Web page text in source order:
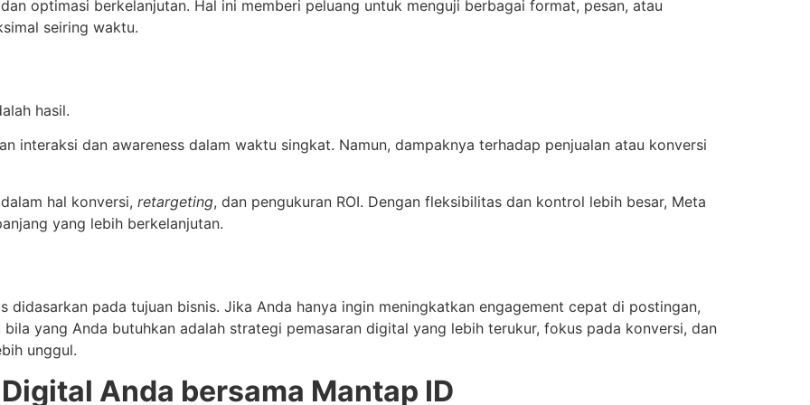
optimasi berkelanjutan. Hal ini memberi peluang untuk menguji berbagai format, pesan, atau
seiring waktu.
hasil.
interaksi dan awareness dalam waktu singkat. Namun, dampaknya terhadap penjualan atau konversi
hal konversi, retargeting, dan pengukuran ROI. Dengan fleksibilitas dan kontrol lebih besar, Meta
yang lebih berkelanjutan.
didasarkan pada tujuan bisnis. Jika Anda hanya ingin meningkatkan engagement cepat di postingan,
yang Anda butuhkan adalah strategi pemasaran digital yang lebih terukur, fokus pada konversi, dan
unggul.
Anda bersama Mantap ID